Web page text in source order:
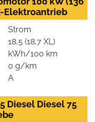
Elektroantrieb
Strom
18,5 (18,7 XL)
kWh/100 km
0 g/km
A
Diesel Diesel 75